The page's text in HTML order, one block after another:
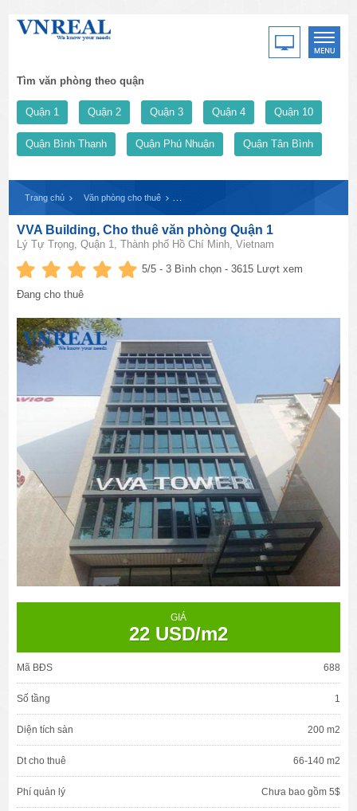
Tìm văn phòng theo quận
Quận 1 Quận 2 Quận 3 Quận 4 Quận 10
Quận Bình Thạnh Quận Phú Nhuận Quận Tân Bình
Trang chủ Văn phòng cho thuê
VVA Building, Cho thuê văn phòng Quận 1
Lý Tự Trọng, Quận 1, Thành phố Hồ Chí Minh, Vietnam
5/5 -3 Bình chọn - 3615 Lượt xem
Đang cho thuê
GIÁ
22 USD/m2
Mã BĐS 688
Số tầng 1
Diện tích sàn 200 m2
Dt cho thuê 66-140 m2
Phí quản lý Chưa bao gồm 5$